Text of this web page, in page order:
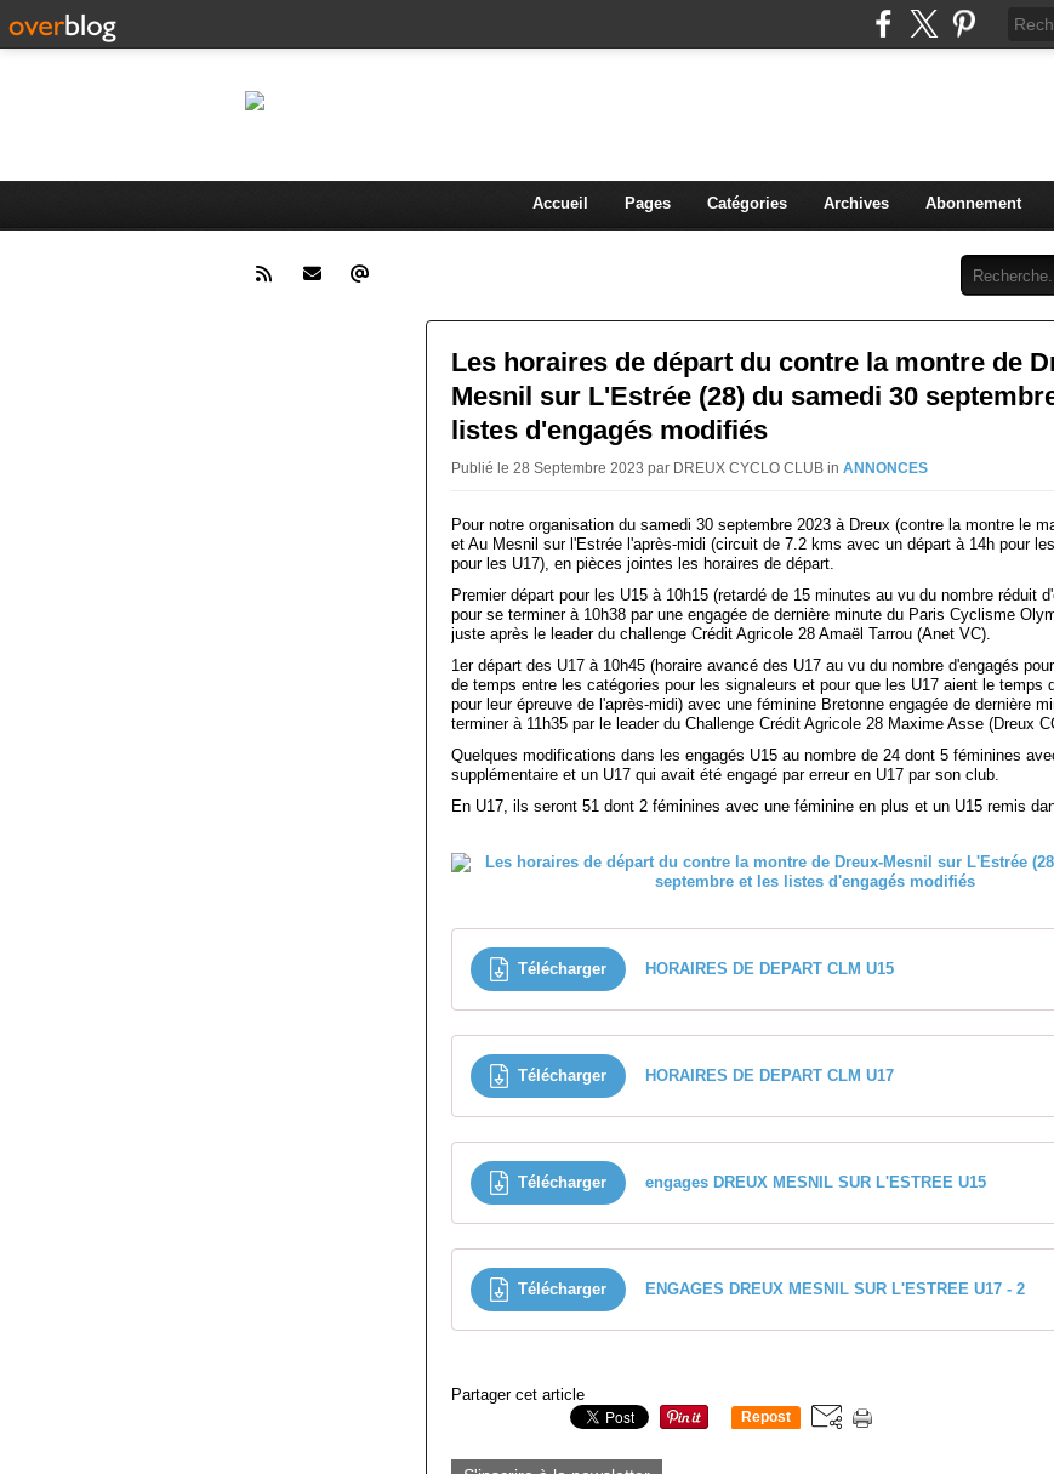
Accueil Pages Catégories Archives Abonnement
Les horaires de départ du contre la montre de
Mesnil sur L'Estrée (28) du samedi 30
listes d'engagés modifiés
Publié le 28 Septembre 2023 par DREUX CYCLO CLUB in ANNONCES
Pour notre organisation du samedi 30 septembre 2023 à Dreux (contre la montre le
et Au Mesnil sur l'Estrée l'après-midi (circuit de 7.2 kms avec un départ à 14h pour
pour les U17), en pièces jointes les horaires de départ.
Premier départ pour les U15 à 10h15 (retardé de 15 minutes au vu du nombre réduit
pour se terminer à 10h38 par une engagée de dernière minute du Paris Cyclisme
juste après le leader du challenge Crédit Agricole 28 Amaël Tarrou (Anet VC).
1er départ des U17 à 10h45 (horaire avancé des U17 au vu du nombre d'engagés
de temps entre les catégories pour les signaleurs et pour que les U17 aient le temps
pour leur épreuve de l'après-midi) avec une féminine Bretonne engagée de dernière
terminer à 11h35 par le leader du Challenge Crédit Agricole 28 Maxime Asse (Dreux
Quelques modifications dans les engagés U15 au nombre de 24 dont 5 féminines
supplémentaire et un U17 qui avait été engagé par erreur en U17 par son club.
En U17, ils seront 51 dont 2 féminines avec une féminine en plus et un U15 remis
Télécharger HORAIRES DE DEPART CLM U15
Télécharger HORAIRES DE DEPART CLM U17
Télécharger engages DREUX MESNIL SUR L'ESTREE U15
Télécharger ENGAGES DREUX MESNIL SUR L'ESTREE U17 - 2
Partager cet article
Repost